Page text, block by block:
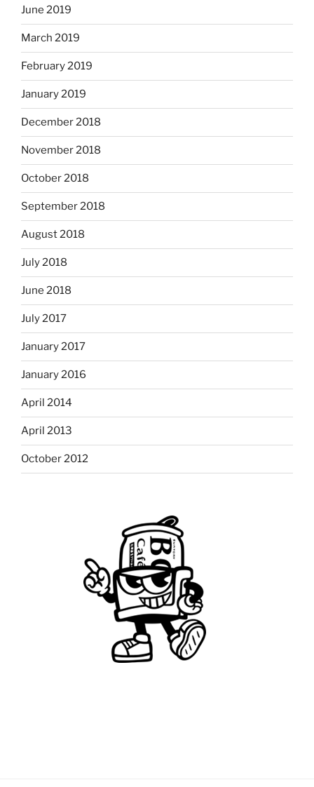
June 2019
March 2019
February 2019
January 2019
December 2018
November 2018
October 2018
September 2018
August 2018
July 2018
June 2018
July 2017
January 2017
January 2016
April 2014
April 2013
October 2012